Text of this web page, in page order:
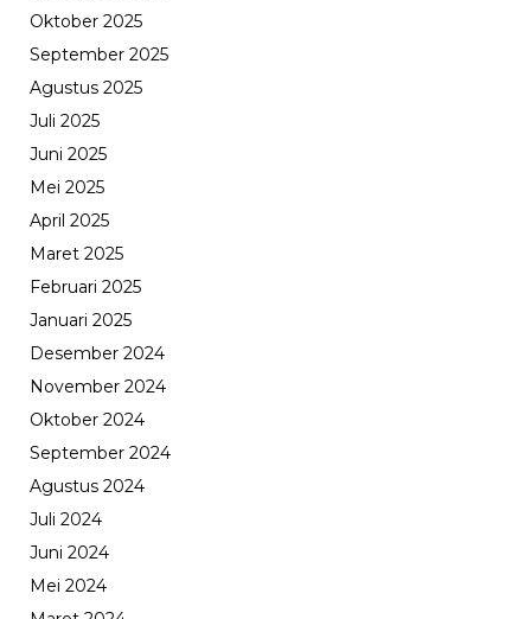
Oktober 2025
September 2025
Agustus 2025
Juli 2025
Juni 2025
Mei 2025
April 2025
Maret 2025
Februari 2025
Januari 2025
Desember 2024
November 2024
Oktober 2024
September 2024
Agustus 2024
Juli 2024
Juni 2024
Mei 2024